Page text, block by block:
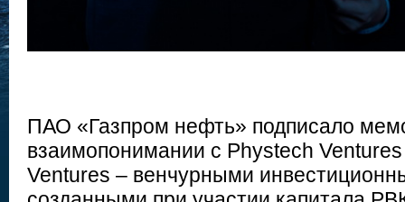
ПАО «Газпром нефть» подписало
взаимопонимании с Phystech
Ventures – венчурными